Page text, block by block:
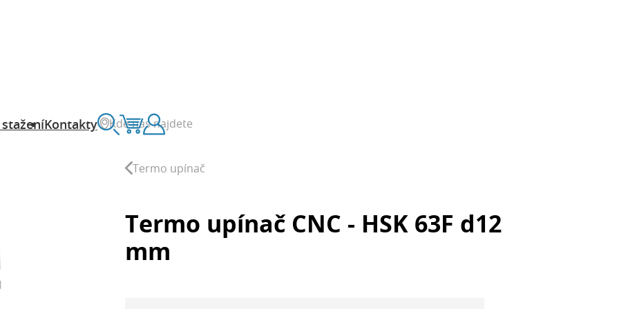
Kde nás najdete
Vyhledávání
KošíkZákaznický účet
staženíKontakty
Termo upínač
Termo upínač CNC - HSK 63F d12
mm